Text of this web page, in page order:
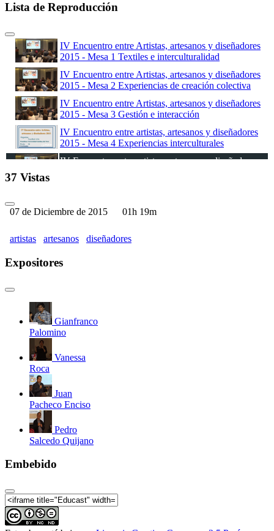
Lista de Reproducción
IV Encuentro entre Artistas, artesanos y diseñadores
2015 - Mesa 1 Textiles e interculturalidad
IV Encuentro entre Artistas, artesanos y diseñadores
2015 - Mesa 2 Experiencias de creación colectiva
IV Encuentro entre Artistas, artesanos y diseñadores
2015 - Mesa 3 Gestión e interacción
IV Encuentro entre artistas, artesanos y diseñadores
2015 - Mesa 4 Experiencias interculturales
IV Encuentro entre artistas, artesanos y diseñadores
37 Vistas
07 de Diciembre de 2015 01h 19m
artistas artesanos diseñadores
Expositores
Gianfranco
Palomino
Vanessa
Roca
Juan
Pacheco Enciso
Pedro
Salcedo Quijano
Embebido